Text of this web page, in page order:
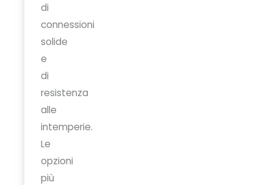
di
connessioni
solide
e
di
resistenza
alle
intemperie.
Le
opzioni
più